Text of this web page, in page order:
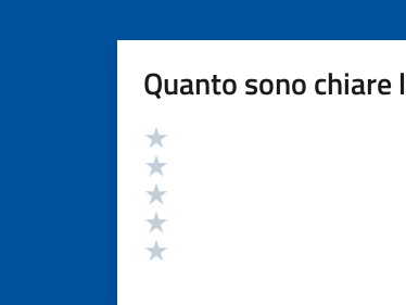
Quanto sono
Valutazione